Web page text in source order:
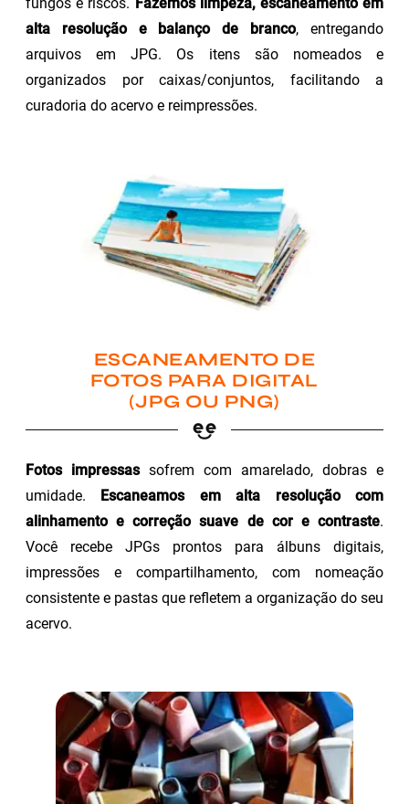
alta resolução e balanço de branco, entregando
arquivos em JPG. Os itens são nomeados e
organizados por caixas/conjuntos, facilitando a
curadoria do acervo e reimpressões.
ESCANEAMENTO DE
FOTOS PARA DIGITAL
(JPG OU PNG)
Fotos impressassofrem com amarelado, dobras e
umidade. Escaneamos em alta resolução com
alinhamento e correção suave de cor e contraste.
Você recebe JPGs prontos para álbuns digitais,
impressões e compartilhamento, com nomeação
consistente e pastas que refletem a organização do seu
acervo.